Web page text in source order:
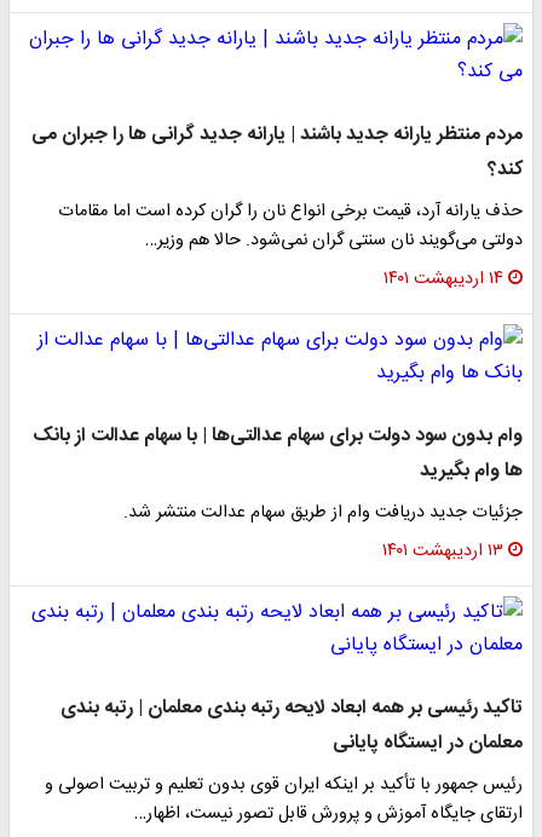
​مردم منتظر یارانه جدید باشند | یارانه جدید گرانی ها را جبران می
کند؟
حذف یارانه آرد، قیمت برخی انواع نان را گران کرده است اما مقامات
دولتی می‌گویند نان سنتی گران نمی‌شود. حالا هم وزیر…
۱۴ اردیبهشت ۱۴۰۱
وام بدون سود دولت برای سهام عدالتی‌ها | با سهام عدالت از بانک
ها وام بگیرید
جزئیات جدید دریافت وام از طریق سهام عدالت منتشر شد.
۱۳ اردیبهشت ۱۴۰۱
​تاکید رئیسی بر همه ابعاد لایحه رتبه بندی معلمان | رتبه بندی
معلمان در ایستگاه پایانی
رئیس جمهور با تأکید بر اینکه ایران قوی بدون تعلیم و تربیت اصولی و
ارتقای جایگاه آموزش و پرورش قابل تصور نیست، اظهار…